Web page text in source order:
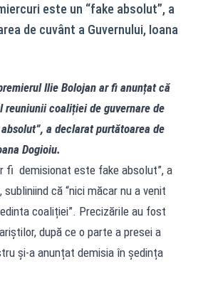
este un “fake absolut”, a
de cuvânt a Guvernului, Ioana
Ilie Bolojan ar fi anunțat că
reuniunii coaliției de guvernare de
a declarat purtătoarea de
Dogioiu.
fi demisionat este fake absolut”, a
că “nici măcar nu a venit
coaliției”. Precizările au fost
după ce o parte a presei a
și-a anunțat demisia în ședința